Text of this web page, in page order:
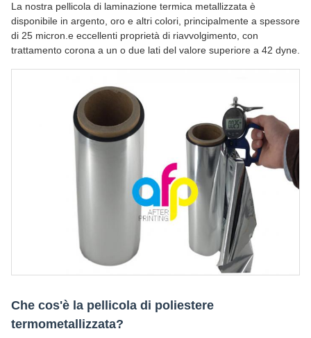
La nostra pellicola di laminazione termica metallizzata è
disponibile in argento, oro e altri colori, principalmente a spessore
di 25 micron.e eccellenti proprietà di riavvolgimento, con
trattamento corona a un o due lati del valore superiore a 42 dyne.
Che cos'è la pellicola di poliestere
termometallizzata?